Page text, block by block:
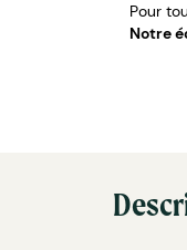
Pour
Notre